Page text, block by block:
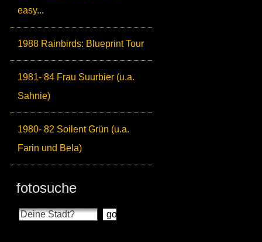
easy...
1988 Rainbirds: Blueprint Tour
1981- 84 Frau Suurbier (u.a.
Sahnie)
1980- 82 Soilent Grün (u.a.
Farin und Bela)
fotosuche